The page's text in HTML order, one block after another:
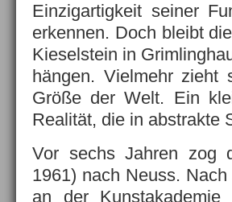
Einzigartigkeit seiner
erkennen. Doch bleibt
Kieselstein in
hängen. Vielmehr
Größe der Welt. Ein
Realität, die in abstrakte
Vor sechs Jahren zog
1961) nach Neuss.
an der